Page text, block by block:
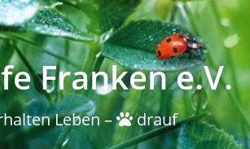
Franken e.V.
Leben – drauf